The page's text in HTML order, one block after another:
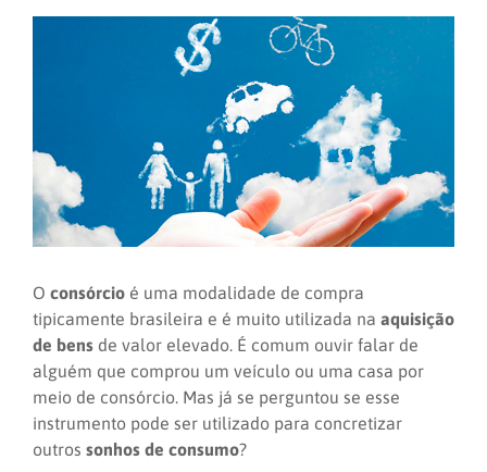
O consórcio é uma modalidade de compra
tipicamente brasileira e é muito utilizada na aquisição
de bens de valor elevado. É comum ouvir falar de
alguém que comprou um veículo ou uma casa por
meio de consórcio. Mas já se perguntou se esse
instrumento pode ser utilizado para concretizar
outros sonhos de consumo?